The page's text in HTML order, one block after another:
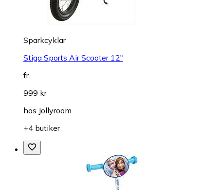
Sparkcyklar
Stiga Sports Air Scooter 12"
fr.
999 kr
hos Jollyroom
+4 butiker